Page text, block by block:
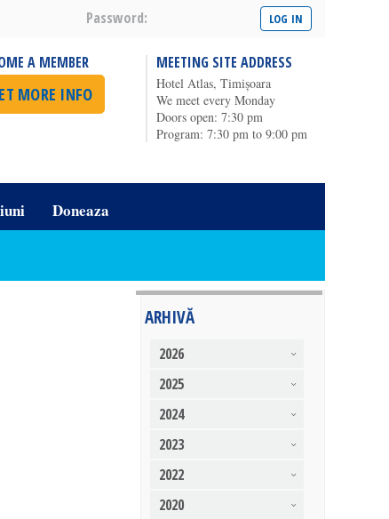
Password:
A MEMBER
MORE INFO
MEETING SITE ADDRESS
Hotel Atlas, Timișoara
We meet every Monday
Doors open: 7:30 pm
Program: 7:30 pm to 9:00 pm
Doneaza
ARHIVĂ
2026
2025
2024
2023
2022
2020